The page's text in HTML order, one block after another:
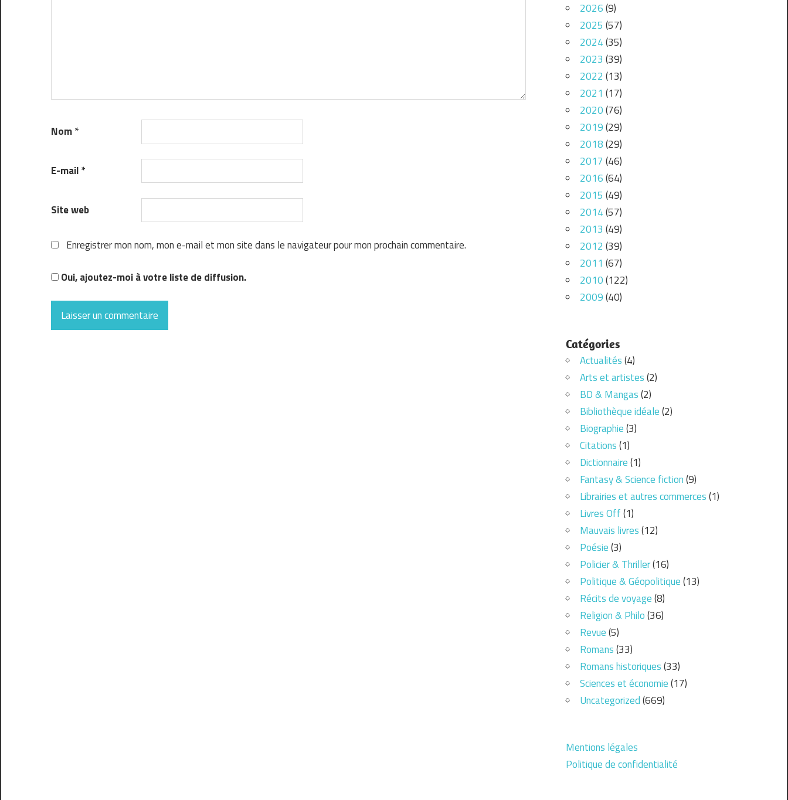
Nom*
E-mail*
Site web
Enregistrer mon nom, mon e-mail et mon site dans le navigateur pour mon prochain commentaire.
Oui, ajoutez-moi à votre liste de diffusion.
2026(9)
2025 (57)
2024(35)
2023 (39)
2022 (13)
2021 (17)
2020(76)
2019(29)
2018(29)
2017 (46)
2016(64)
2015 (49)
2014(57)
2013 (49)
2012 (39)
2011 (67)
2010(122)
2009(40)
Catégories
Actualités(4)
Arts et artistes(2)
BD & Mangas(2)
Bibliothèque idéale(2)
Biographie(3)
Citations(1)
Dictionnaire(1)
Fantasy & Science fiction(9)
Librairies et autres commerces(1)
Livres Off(1)
Mauvais livres(12)
Poésie(3)
Policier & Thriller(16)
Politique & Géopolitique(13)
Récits de voyage(8)
Religion & Philo(36)
Revue(5)
Romans(33)
Romans historiques(33)
Sciences et économie(17)
Uncategorized(669)
Mentions légales
Politique de confidentialité